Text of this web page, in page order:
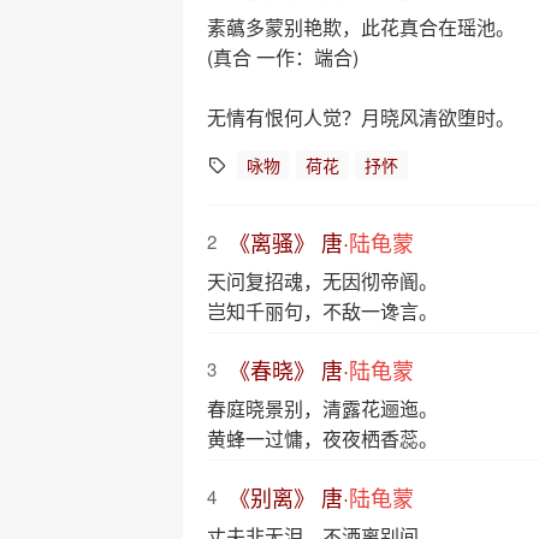
素蘤多蒙别艳欺，此花真合在瑶池。
(真合 一作：端合)
无情有恨何人觉？月晓风清欲堕时。
咏物 荷花 抒怀
2 《离骚》 唐·陆龟蒙
天问复招魂，无因彻帝阍。
岂知千丽句，不敌一谗言。
3 《春晓》 唐·陆龟蒙
春庭晓景别，清露花逦迤。
黄蜂一过慵，夜夜栖香蕊。
4 《别离》 唐·陆龟蒙